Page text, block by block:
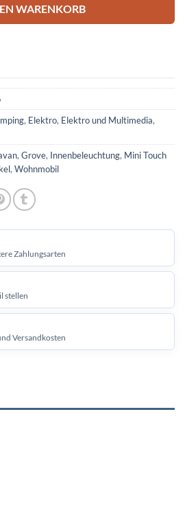
WARENKORB
, Elektro, Elektro und Multimedia,
, Grove, Innenbeleuchtung, Mini Touch
, Wohnmobil
Zahlungsarten
stellen
Versandkosten